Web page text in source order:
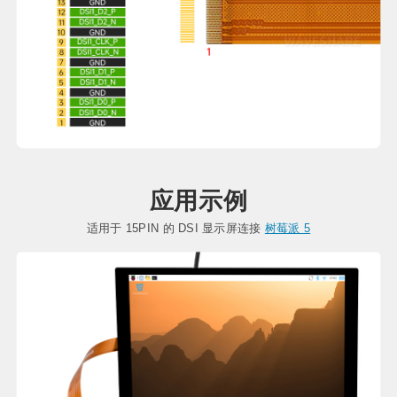
应用示例
适用于 15PIN 的 DSI 显示屏连接 树莓派 5